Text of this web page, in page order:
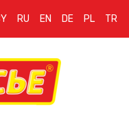
RU EN DE PL TR